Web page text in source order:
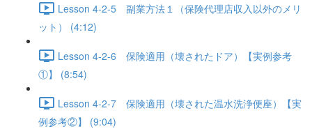
Lesson 4-2-5 副業方法１（保険代理店収入以外のメリ
ット） (4:12)
Lesson 4-2-6 保険適用（壊されたドア）【実例参考
①】 (8:54)
Lesson 4-2-7 保険適用（壊された温水洗浄便座）【実
例参考②】 (9:04)